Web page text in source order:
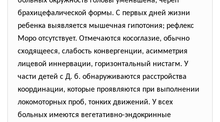
брахицефалической формы. С первых дней жизни
ребенка выявляется мышечная гипотония; рефлекс
Моро отсутствует. Отмечаются косоглазие, обычно
сходящееся, слабость конвергенции, асимметрия
лицевой иннервации, горизонтальный нистагм. У
части детей с Д. б. обнаруживаются расстройства
координации, которые проявляются при выполнении
локомоторных проб, тонких движений. У всех
больных имеются вегетативно-эндокринные